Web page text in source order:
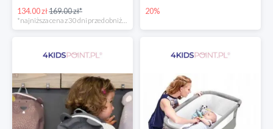
134.00 zł169.00 zł* 20%